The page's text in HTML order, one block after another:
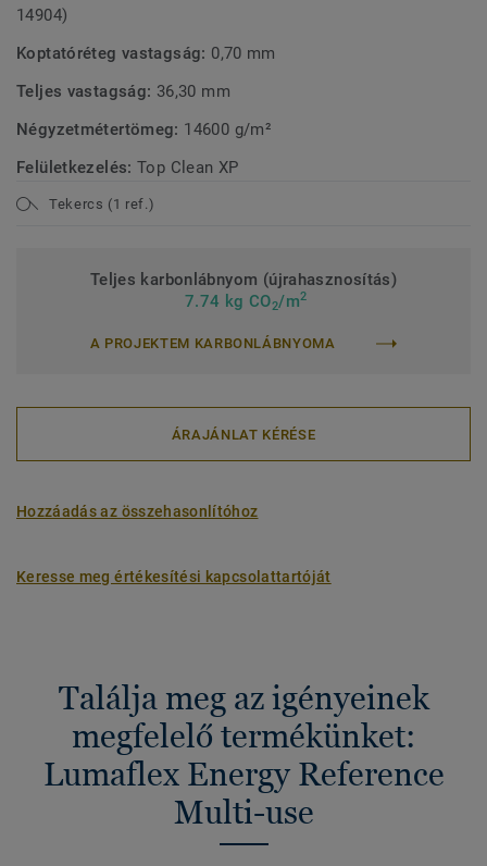
14904)
Koptatóréteg vastagság: 0,70 mm
Teljes vastagság: 36,30 mm
Négyzetmétertömeg: 14600 g/m²
Felületkezelés:Top Clean XP
Tekercs (1 ref.)
Teljes karbonlábnyom (újrahasznosítás)
7.74 kg CO2/m2
A PROJEKTEM KARBONLÁBNYOMA
ÁRAJÁNLAT KÉRÉSE
Hozzáadás az összehasonlítóhoz
Keresse meg értékesítési kapcsolattartóját
Találja meg az igényeinek
megfelelő termékünket:
Lumaflex Energy Reference
Multi-use